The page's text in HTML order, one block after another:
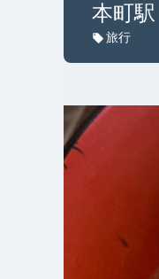
本町駅
旅行